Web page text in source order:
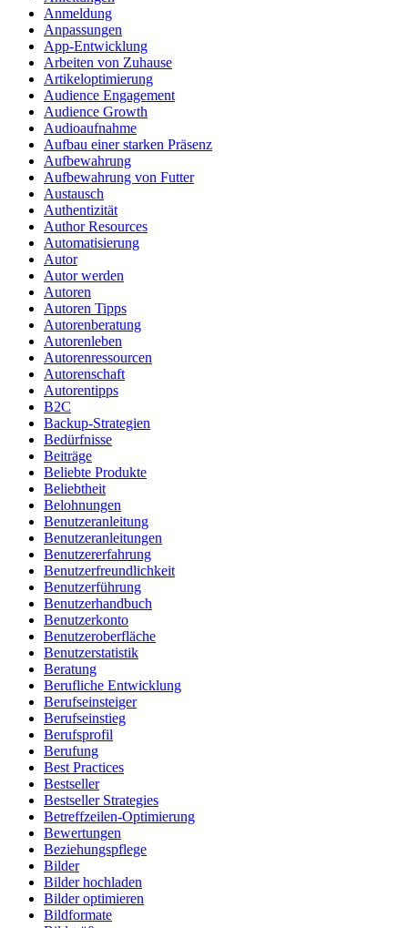
Anmeldung
Anpassungen
App-Entwicklung
Arbeiten von Zuhause
Artikeloptimierung
Audience Engagement
Audience Growth
Audioaufnahme
Aufbau einer starken Präsenz
Aufbewahrung
Aufbewahrung von Futter
Austausch
Authentizität
Author Resources
Automatisierung
Autor
Autor werden
Autoren
Autoren Tipps
Autorenberatung
Autorenleben
Autorenressourcen
Autorenschaft
Autorentipps
B2C
Backup-Strategien
Bedürfnisse
Beiträge
Beliebte Produkte
Beliebtheit
Belohnungen
Benutzeranleitung
Benutzeranleitungen
Benutzererfahrung
Benutzerfreundlichkeit
Benutzerführung
Benutzerhandbuch
Benutzerkonto
Benutzeroberfläche
Benutzerstatistik
Beratung
Berufliche Entwicklung
Berufseinsteiger
Berufseinstieg
Berufsprofil
Berufung
Best Practices
Bestseller
Bestseller Strategies
Betreffzeilen-Optimierung
Bewertungen
Beziehungspflege
Bilder
Bilder hochladen
Bilder optimieren
Bildformate